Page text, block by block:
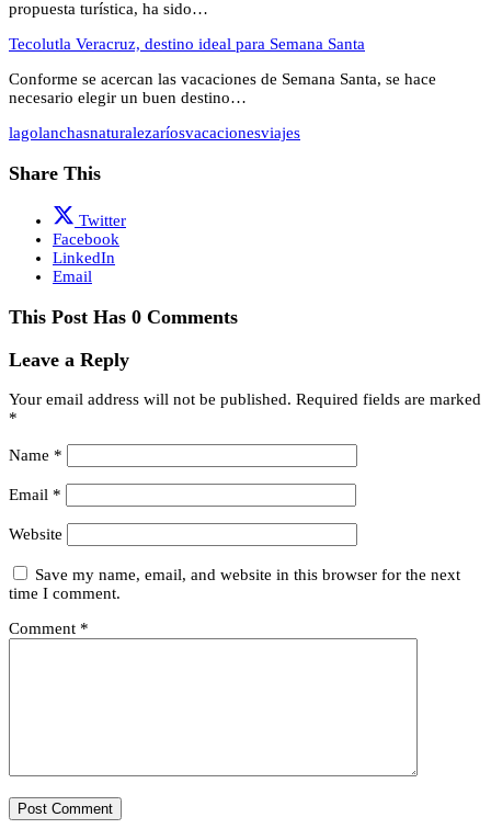
propuesta turística, ha sido…
Tecolutla Veracruz, destino ideal para Semana Santa
Conforme se acercan las vacaciones de Semana Santa, se hace
necesario elegir un buen destino…
lagolanchasnaturalezaríosvacacionesviajes
Share This
Twitter
Facebook
LinkedIn
Email
This Post Has 0 Comments
Leave a Reply
Your email address will not be published. Required fields are marked
*
Name *
Email *
Website
Save my name, email, and website in this browser for the next
time I comment.
Comment *